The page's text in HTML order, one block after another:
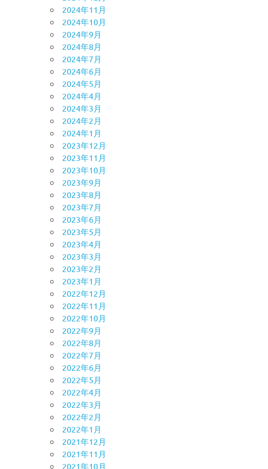
2024年11月
2024年10月
2024年9月
2024年8月
2024年7月
2024年6月
2024年5月
2024年4月
2024年3月
2024年2月
2024年1月
2023年12月
2023年11月
2023年10月
2023年9月
2023年8月
2023年7月
2023年6月
2023年5月
2023年4月
2023年3月
2023年2月
2023年1月
2022年12月
2022年11月
2022年10月
2022年9月
2022年8月
2022年7月
2022年6月
2022年5月
2022年4月
2022年3月
2022年2月
2022年1月
2021年12月
2021年11月
2021年10月